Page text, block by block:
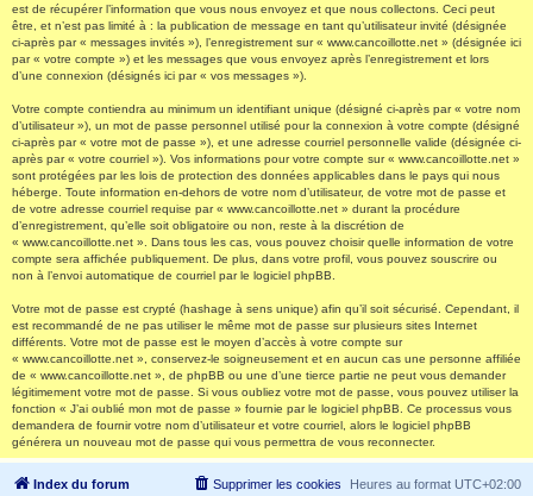
est de récupérer l’information que vous nous envoyez et que nous collectons. Ceci peut
être, et n’est pas limité à : la publication de message en tant qu’utilisateur invité (désignée
ci-après par « messages invités »), l’enregistrement sur « www.cancoillotte.net » (désignée ici
par « votre compte ») et les messages que vous envoyez après l’enregistrement et lors
d’une connexion (désignés ici par « vos messages »).
Votre compte contiendra au minimum un identifiant unique (désigné ci-après par « votre nom
d’utilisateur »), un mot de passe personnel utilisé pour la connexion à votre compte (désigné
ci-après par « votre mot de passe »), et une adresse courriel personnelle valide (désignée ci-
après par « votre courriel »). Vos informations pour votre compte sur « www.cancoillotte.net »
sont protégées par les lois de protection des données applicables dans le pays qui nous
héberge. Toute information en-dehors de votre nom d’utilisateur, de votre mot de passe et
de votre adresse courriel requise par « www.cancoillotte.net » durant la procédure
d’enregistrement, qu’elle soit obligatoire ou non, reste à la discrétion de
« www.cancoillotte.net ». Dans tous les cas, vous pouvez choisir quelle information de votre
compte sera affichée publiquement. De plus, dans votre profil, vous pouvez souscrire ou
non à l’envoi automatique de courriel par le logiciel phpBB.
Votre mot de passe est crypté (hashage à sens unique) afin qu’il soit sécurisé. Cependant, il
est recommandé de ne pas utiliser le même mot de passe sur plusieurs sites Internet
différents. Votre mot de passe est le moyen d’accès à votre compte sur
« www.cancoillotte.net », conservez-le soigneusement et en aucun cas une personne affiliée
de « www.cancoillotte.net », de phpBB ou une d’une tierce partie ne peut vous demander
légitimement votre mot de passe. Si vous oubliez votre mot de passe, vous pouvez utiliser la
fonction « J’ai oublié mon mot de passe » fournie par le logiciel phpBB. Ce processus vous
demandera de fournir votre nom d’utilisateur et votre courriel, alors le logiciel phpBB
générera un nouveau mot de passe qui vous permettra de vous reconnecter.
Index du forum Heures au format UTC+02:00
Supprimer les cookies